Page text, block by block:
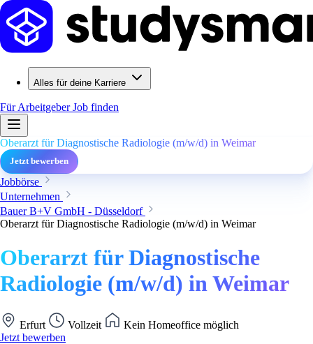
Alles für deine Karriere
Für ArbeitgeberJob finden
Oberarzt für Diagnostische Radiologie (m/w/d) in Weimar
Jetzt bewerben
Jobbörse
Unternehmen
Bauer B+V GmbH - Düsseldorf
Oberarzt für Diagnostische Radiologie (m/w/d) in Weimar
Oberarzt für Diagnostische
Radiologie (m/w/d) in Weimar
Erfurt Vollzeit
Kein Homeoffice möglich
Jetzt bewerben